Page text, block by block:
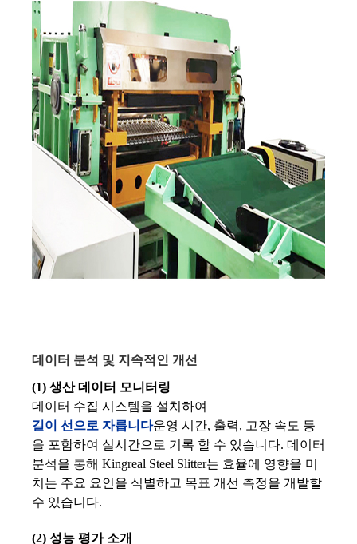
데이터 분석 및 지속적인 개선
(1) 생산 데이터 모니터링
데이터 수집 시스템을 설치하여
길이 선으로 자릅니다운영 시간, 출력, 고장 속도 등
을 포함하여 실시간으로 기록 할 수 있습니다. 데이터
분석을 통해 Kingreal Steel Slitter는 효율에 영향을 미
치는 주요 요인을 식별하고 목표 개선 측정을 개발할
수 있습니다.
(2) 성능 평가 소개